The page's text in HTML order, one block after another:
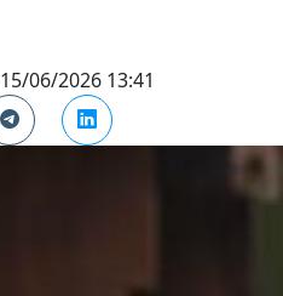
15/06/2026 13:41